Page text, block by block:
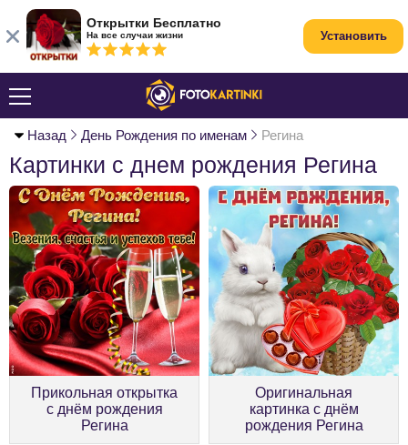
Назад День Рождения по именам Регина
Картинки с днем рождения Регина
Прикольная открытка
с днём рождения
Регина
Оригинальная
картинка с днём
рождения Регина
Открытки Бесплатно
На все случаи жизни Установить